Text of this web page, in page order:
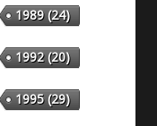
1989(24)
1992(20)
1995(29)